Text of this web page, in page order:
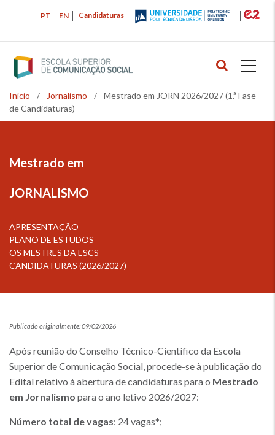
conteúdo
principal
Candidaturas
PT EN
Navegação
estrutural
Início / Jornalismo /
Mestrado em JORN 2026/2027 (1.ª Fase
de Candidaturas)
Mestrado em
JORNALISMO
APRESENTAÇÃO
PLANO DE ESTUDOS
OS MESTRES DA ESCS
CANDIDATURAS (2026/2027)
Publicado originalmente: 09/02/2026
Após reunião do Conselho Técnico-Científico da Escola
Superior de Comunicação Social, procede-se à publicação do
Edital relativo à abertura de candidaturas para o Mestrado
em Jornalismo para o ano letivo 2026/2027:
Número total de vagas: 24 vagas*;